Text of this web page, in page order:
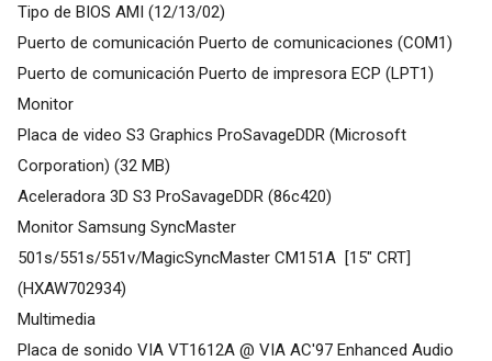
Tipo de BIOS AMI (12/13/02)
Puerto de comunicación Puerto de comunicaciones (COM1)
Puerto de comunicación Puerto de impresora ECP (LPT1)
Monitor
Placa de video S3 Graphics ProSavageDDR (Microsoft
Corporation) (32 MB)
Aceleradora 3D S3 ProSavageDDR (86c420)
Monitor Samsung SyncMaster
501s/551s/551v/MagicSyncMaster CM151A [15" CRT]
(HXAW702934)
Multimedia
Placa de sonido VIA VT1612A @ VIA AC'97 Enhanced Audio